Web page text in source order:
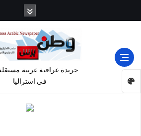
جريدة عراقية عربية
في استراليا